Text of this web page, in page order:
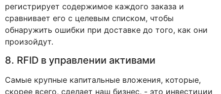
регистрирует содержимое каждого заказа и
сравнивает его с целевым списком, чтобы
обнаружить ошибки при доставке до того, как они
произойдут.
8. RFID в управлении активами
Самые крупные капитальные вложения, которые,
скорее всего, сделает наш бизнес, - это инвестиции